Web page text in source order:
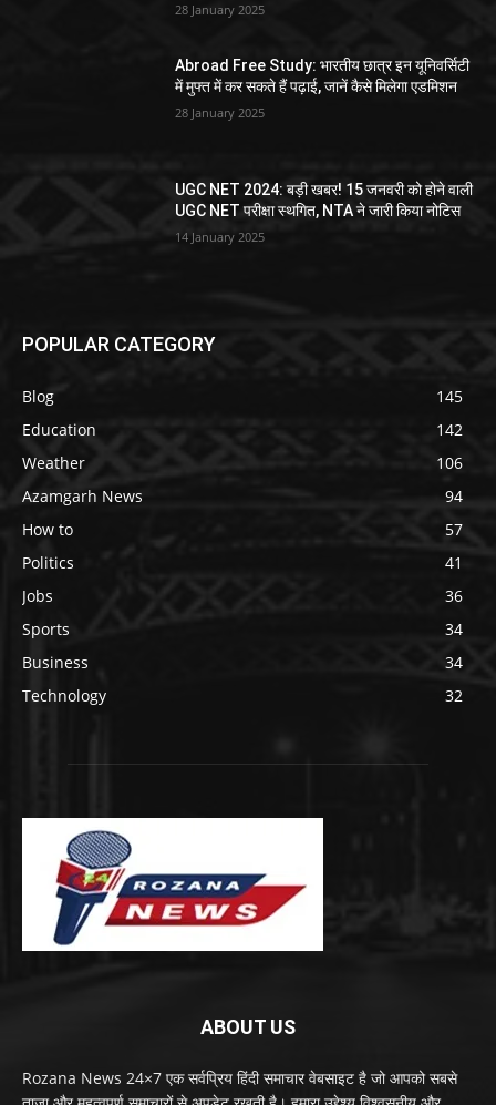
28 January 2025
Abroad Free Study: भारतीय छात्र इन यूनिवर्सिटी
में मुफ्त में कर सकते हैं पढ़ाई, जानें कैसे मिलेगा एडमिशन
28 January 2025
UGC NET 2024: बड़ी खबर! 15 जनवरी को होने वाली
UGC NET परीक्षा स्थगित, NTA ने जारी किया नोटिस
14 January 2025
POPULAR CATEGORY
Blog
145
Education
142
Weather
106
Azamgarh News
94
How to
57
Politics
41
Jobs
36
Sports
34
Business
34
Technology
32
ABOUT US
Rozana News 24×7 एक सर्वप्रिय हिंदी समाचार वेबसाइट है जो आपको सबसे